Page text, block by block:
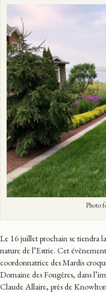
Photo
Le 16 juillet prochain se tiendra
nature de l’Estrie. Cet
coordonnatrice des Mardis
Domaine des Fougères, dans
Claude Allaire, près de